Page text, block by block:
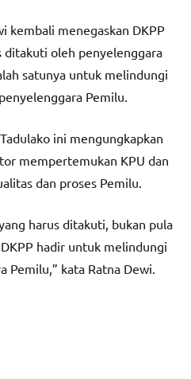
kembali menegaskan DKPP
ditakuti oleh penyelenggara
satunya untuk melindungi
Pemilu.
ini mengungkapkan
mempertemukan KPU dan
dan proses Pemilu.
harus ditakuti, bukan pula
hadir untuk melindungi
Pemilu,” kata Ratna Dewi.